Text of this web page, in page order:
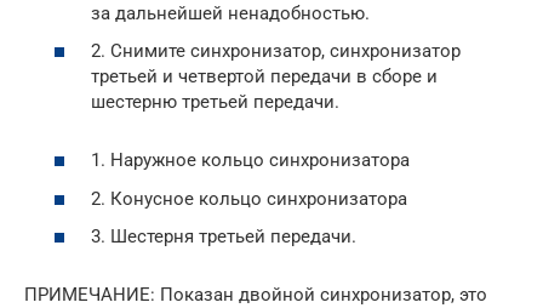
за дальнейшей ненадобностью.
2. Снимите синхронизатор, синхронизатор
третьей и четвертой передачи в сборе и
шестерню третьей передачи.
1. Наружное кольцо синхронизатора
2. Конусное кольцо синхронизатора
3. Шестерня третьей передачи.
ПРИМЕЧАНИЕ: Показан двойной синхронизатор, это